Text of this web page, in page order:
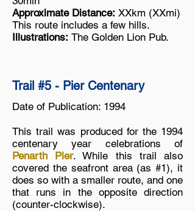
Approximate Distance: XXkm (XXmi)
This route includes a few hills.
Illustrations: The Golden Lion Pub.
Trail #5 - Pier Centenary
Date of Publication: 1994
This trail was produced for the 1994
centenary year celebrations of
Penarth Pier. While this trail also
covered the seafront area (as #1), it
does so with a smaller route, and one
that runs in the opposite direction
(counter-clockwise).